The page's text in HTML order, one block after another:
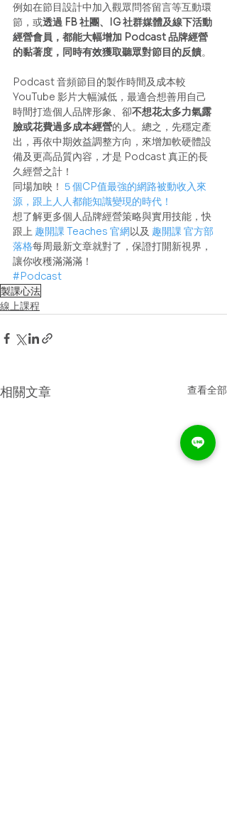
例如在節目設計中加入觀眾問答留言等互動環
節，或透過 FB 社團、IG 社群媒體及線下活動
經營會員，都能大幅增加 Podcast 品牌經營
的黏著度，同時有效獲取聽眾對節目的反饋。
Podcast 音頻節目的製作時間及成本較
YouTube 影片大幅減低，最適合想善用自己
時間打造個人品牌形象、卻不想花太多力氣露
臉或花費過多成本經營的人。總之，先穩定產
出，再依中期效益調整方向，來增加軟硬體設
備及更高品質內容，才是 Podcast 真正的長
久經營之計！
同場加映！ ５個CP值最強的網路被動收入來
源，跟上人人都能知識變現的時代！
想了解更多個人品牌經營策略與實用技能，快
跟上 趣開課 Teaches 官網以及 趣開課 官方部
落格每周最新文章就對了，保證打開新視界，
讓你收穫滿滿滿！
#Podcast
製課心法
線上課程
相關文章 查看全部